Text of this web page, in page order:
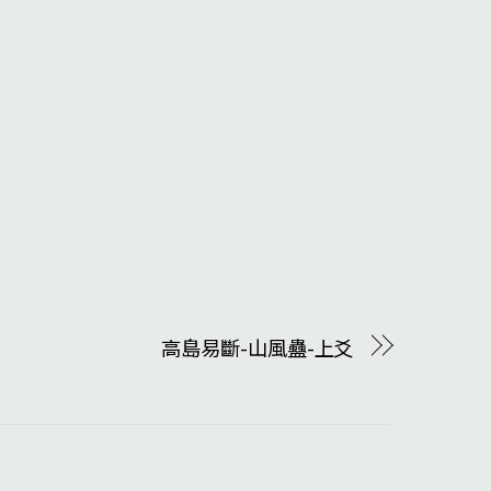
高島易斷-山風蠱-上爻